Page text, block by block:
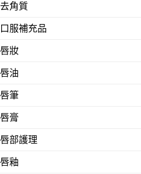
去角質
口服補充品
唇妝
唇油
唇筆
唇膏
唇部護理
唇釉